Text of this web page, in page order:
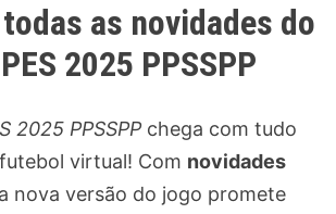
as novidades do
2025 PPSSPP
2025 PPSSPPchega com tudo
virtual! Com novidades
nova versão do jogo promete